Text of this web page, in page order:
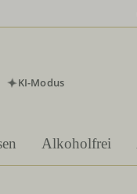
KI-Modus
Alkoholfrei